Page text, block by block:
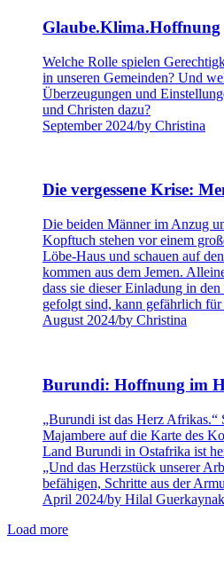
Glaube.Klima.Hoffnung
Welche Rolle spielen
in unseren Gemeinden? Und
Überzeugungen und
und Christen dazu?
September 2024/by Christina
Die vergessene Krise:
Die beiden Männer im Anzug
Kopftuch stehen vor einem
Löbe-Haus und schauen auf
kommen aus dem Jemen.
dass sie dieser Einladung in
gefolgt sind, kann gefährlich für
August 2024/by Christina
Burundi: Hoffnung im
„Burundi ist das Herz Afrikas.“
Majambere auf die Karte des
Land Burundi in Ostafrika ist
„Und das Herzstück unserer
befähigen, Schritte aus der
April 2024/by Hilal Guerkaynak
Load more